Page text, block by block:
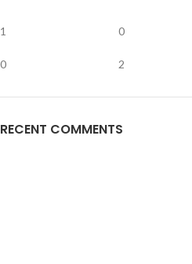
1
0
0
2
RECENT COMMENTS